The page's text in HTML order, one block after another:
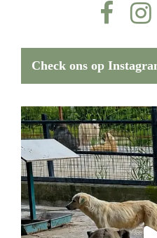
Check ons op